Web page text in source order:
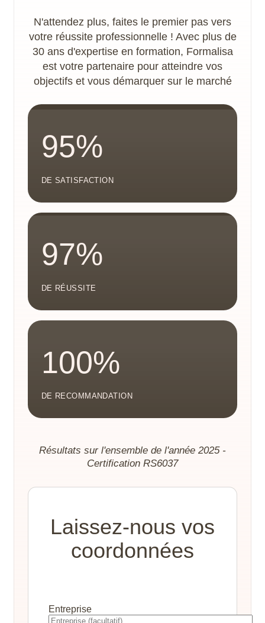
N'attendez plus, faites le premier pas vers
votre réussite professionnelle ! Avec plus de
30 ans d'expertise en formation, Formalisa
est votre partenaire pour atteindre vos
objectifs et vous démarquer sur le marché
95%
DE SATISFACTION
97%
DE RÉUSSITE
100%
DE RECOMMANDATION
Résultats sur l'ensemble de l'année 2025 -
Certification RS6037
Laissez-nous vos
coordonnées
Entreprise